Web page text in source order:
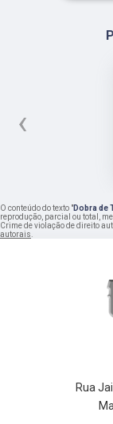
‹
O conteúdo do texto "Dobra de
reprodução, parcial ou total,
Crime de violação de direito
autorais.
Rua